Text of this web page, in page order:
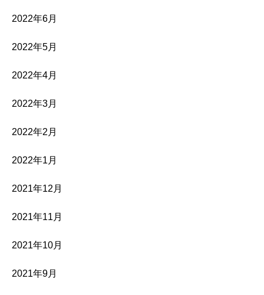
2022年6月
2022年5月
2022年4月
2022年3月
2022年2月
2022年1月
2021年12月
2021年11月
2021年10月
2021年9月